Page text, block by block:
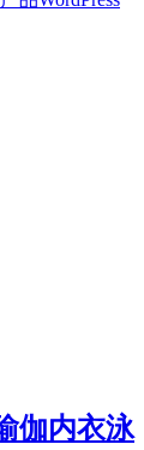
伽内衣泳